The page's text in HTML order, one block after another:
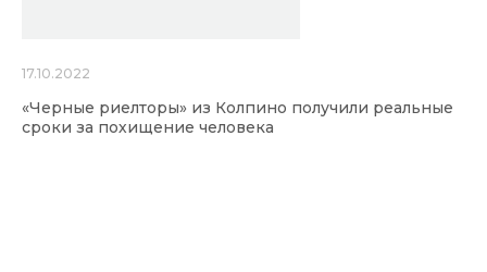
17.10.2022
«Черные риелторы» из Колпино получили реальные
сроки за похищение человека